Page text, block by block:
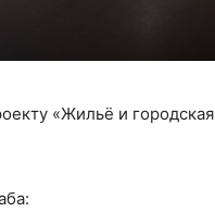
«Жильё и городская